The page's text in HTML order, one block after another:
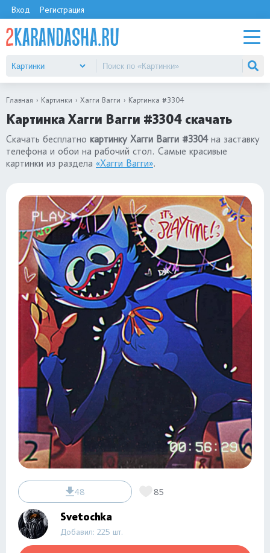
Вход Регистрация
Главная Картинки Хагги Вагги Картинка #3304
Картинка Хагги Вагги #3304 скачать
Скачать бесплатно картинку Хагги Вагги #3304на заставку
телефона и обои на рабочий стол. Самые красивые
картинки из раздела «Хагги Вагги».
48 85
Svetochka
Добавил: 225 шт.